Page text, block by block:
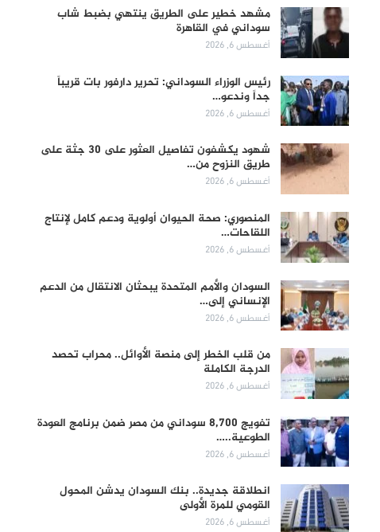
مشهد خطير على الطريق ينتهي بضبط شاب
سوداني في القاهرة
أغسطس 6, 2026
رئيس الوزراء السوداني: تحرير دارفور بات قريباً
جداً وندعو…
أغسطس 6, 2026
شهود يكشفون تفاصيل العثور على 30 جثة على
طريق النزوح من…
أغسطس 6, 2026
المنصوري: صحة الحيوان أولوية ودعم كامل لإنتاج
اللقاحات…
أغسطس 6, 2026
السودان والأمم المتحدة يبحثان الانتقال من الدعم
الإنساني إلى…
أغسطس 6, 2026
من قلب الخطر إلى منصة الأوائل.. محراب تحصد
الدرجة الكاملة
أغسطس 6, 2026
تفويج 8,700 سوداني من مصر ضمن برنامج العودة
الطوعية..…
أغسطس 6, 2026
انطلاقة جديدة.. بنك السودان يدشن المحول
القومي للمرة الأولى
أغسطس 6, 2026